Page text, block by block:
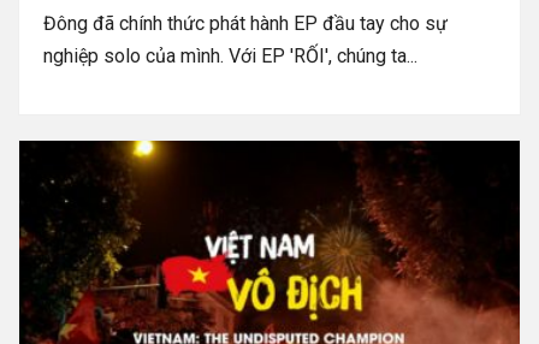
Đông đã chính thức phát hành EP đầu tay cho sự
nghiệp solo của mình. Với EP 'RỐI', chúng ta...